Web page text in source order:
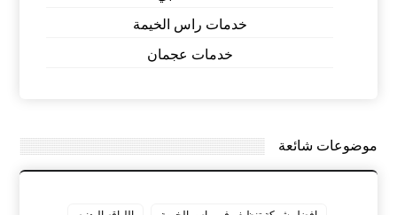
خدمات راس الخيمة
خدمات عجمان
موضوعات شائعة